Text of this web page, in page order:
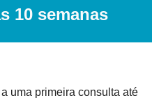
10 semanas
uma primeira consulta até